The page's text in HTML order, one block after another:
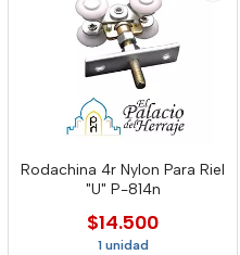
Rodachina 4r Nylon Para Riel
"U" P-814n
$14.500
1 unidad